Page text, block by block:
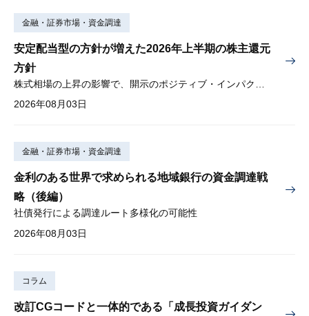
金融・証券市場・資金調達
安定配当型の方針が増えた2026年上半期の株主還元
方針
2026年08月03日
金融・証券市場・資金調達
金利のある世界で求められる地域銀行の資金調達戦
略（後編）
社債発行による調達ルート多様化の可能性
2026年08月03日
コラム
改訂CGコードと一体的である「成長投資ガイダン